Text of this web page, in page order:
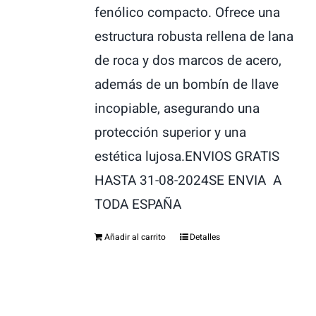
fenólico compacto. Ofrece una
estructura robusta rellena de lana
de roca y dos marcos de acero,
además de un bombín de llave
incopiable, asegurando una
protección superior y una
estética lujosa.ENVIOS GRATIS
HASTA 31-08-2024SE ENVIA A
TODA ESPAÑA
Añadir al carrito Detalles